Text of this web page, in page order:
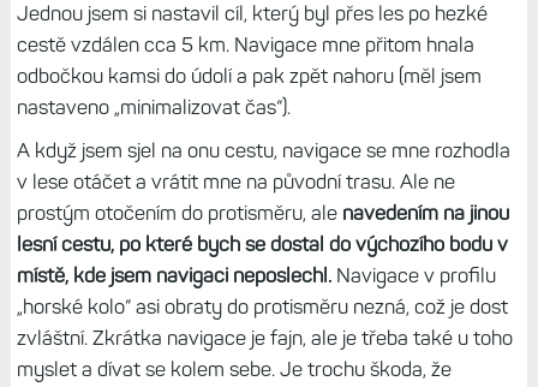
Jednou jsem si nastavil cíl, který byl přes les po hezké
cestě vzdálen cca 5 km. Navigace mne přitom hnala
odbočkou kamsi do údolí a pak zpět nahoru (měl jsem
nastaveno „minimalizovat čas“).
A když jsem sjel na onu cestu, navigace se mne rozhodla
v lese otáčet a vrátit mne na původní trasu. Ale ne
prostým otočením do protisměru, ale navedením na jinou
lesní cestu, po které bych se dostal do výchozího bodu v
místě, kde jsem navigaci neposlechl.Navigace v profilu
„horské kolo“ asi obraty do protisměru nezná, což je dost
zvláštní. Zkrátka navigace je fajn, ale je třeba také u toho
myslet a dívat se kolem sebe. Je trochu škoda, že